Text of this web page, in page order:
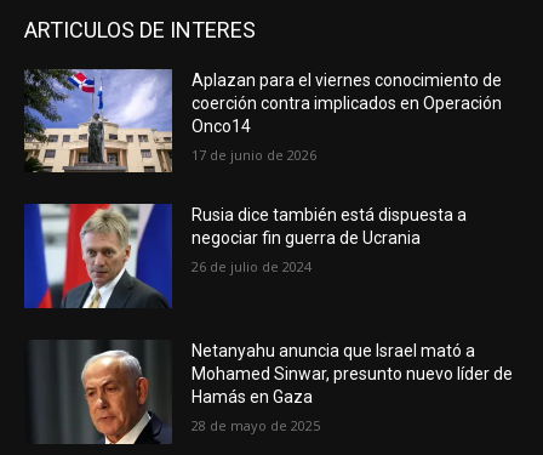
ARTICULOS DE INTERES
Aplazan para el viernes conocimiento de
coerción contra implicados en Operación
Onco14
17 de junio de 2026
Rusia dice también está dispuesta a
negociar fin guerra de Ucrania
26 de julio de 2024
Netanyahu anuncia que Israel mató a
Mohamed Sinwar, presunto nuevo líder de
Hamás en Gaza
28 de mayo de 2025